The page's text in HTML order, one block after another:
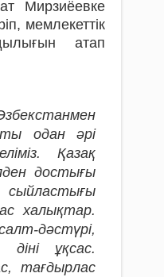
Мирзиёевке
мемлекеттік
атап
одан әрі
Қазақ
достығы
халықтар.
дәстүрі,
діні ұқсас.
тағдырлас